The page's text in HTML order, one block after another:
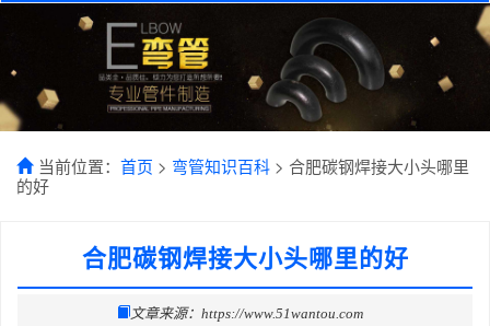
当前位置： 首页 > 弯管知识百科 > 合肥碳钢焊接大小头哪里
的好
合肥碳钢焊接大小头哪里的好
文章来源：https://www.51wantou.com